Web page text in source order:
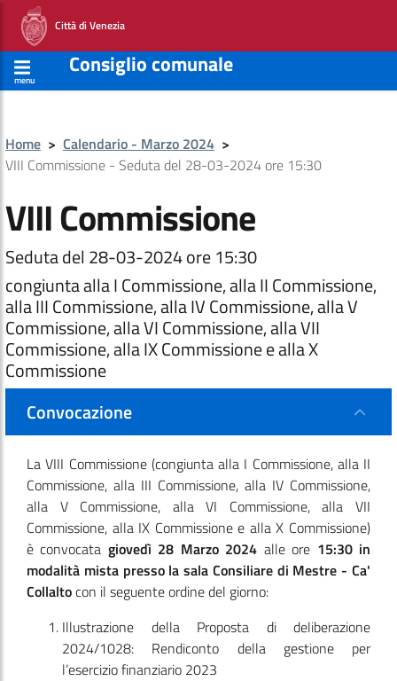
Città di Venezia
menu
Consiglio comunale
Home > Calendario - Marzo 2024 >
VIII Commissione - Seduta del 28-03-2024 ore 15:30
VIII Commissione
Seduta del 28-03-2024 ore 15:30
congiunta alla I Commissione, alla II Commissione,
alla III Commissione, alla IV Commissione, alla V
Commissione, alla VI Commissione, alla VII
Commissione, alla IX Commissione e alla X
Commissione
Convocazione
La VIII Commissione (congiunta alla I Commissione, alla II
Commissione, alla III Commissione, alla IV Commissione,
alla V Commissione, alla VI Commissione, alla VII
Commissione, alla IX Commissione e alla X Commissione)
è convocata giovedì 28 Marzo 2024 alle ore 15:30 in
modalità mista presso la sala Consiliare di Mestre - Ca'
Collaltocon il seguente ordine del giorno:
Illustrazione della Proposta di deliberazione
2024/1028: Rendiconto della gestione per
l’esercizio finanziario 2023